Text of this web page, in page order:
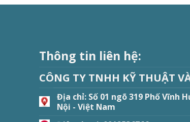
Thông tin liên hệ:
CÔNG TY TNHH KỸ THUẬT
Địa chỉ: Số 01 ngõ 319 Phố Vĩnh
Nội - Việt Nam